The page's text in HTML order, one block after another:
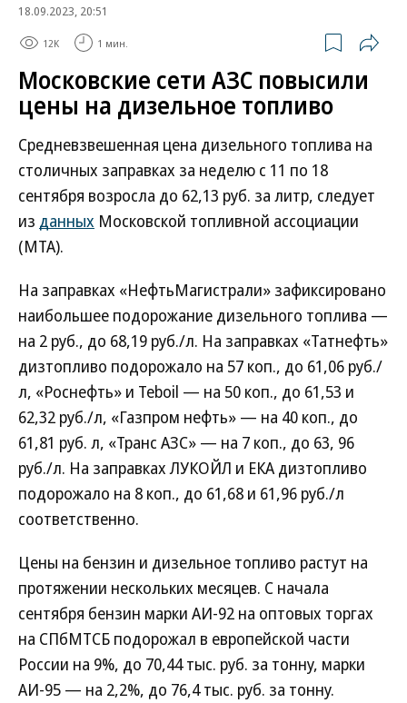
18.09.2023, 20:51
12K 1 мин.
Московские сети АЗС повысили
цены на дизельное топливо
Средневзвешенная цена дизельного топлива на
столичных заправках за неделю с 11 по 18
сентября возросла до 62,13 руб. за литр, следует
из данных Московской топливной ассоциации
(МТА).
На заправках «НефтьМагистрали» зафиксировано
наибольшее подорожание дизельного топлива —
на 2 руб., до 68,19 руб./л. На заправках «Татнефть»
дизтопливо подорожало на 57 коп., до 61,06 руб./
л, «Роснефть» и Teboil — на 50 коп., до 61,53 и
62,32 руб./л, «Газпром нефть» — на 40 коп., до
61,81 руб. л, «Транс АЗС» — на 7 коп., до 63, 96
руб./л. На заправках ЛУКОЙЛ и ЕКА дизтопливо
подорожало на 8 коп., до 61,68 и 61,96 руб./л
соответственно.
Цены на бензин и дизельное топливо растут на
протяжении нескольких месяцев. С начала
сентября бензин марки АИ-92 на оптовых торгах
на СПбМТСБ подорожал в европейской части
России на 9%, до 70,44 тыс. руб. за тонну, марки
АИ-95 — на 2,2%, до 76,4 тыс. руб. за тонну.